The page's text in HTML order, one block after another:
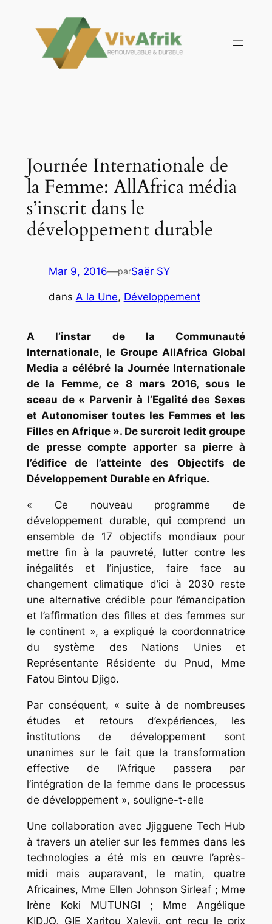
contenu
Journée Internationale de
la Femme: AllAfrica média
s’inscrit dans le
développement durable
Mar 9, 2016—parSaër SY
dans A la Une, Développement
A l’instar de la Communauté
Internationale, le Groupe AllAfrica Global
Media a célébré la Journée Internationale
de la Femme, ce 8 mars 2016, sous le
sceau de « Parvenir à l’Egalité des Sexes
et Autonomiser toutes les Femmes et les
Filles en Afrique ». De surcroit ledit groupe
de presse compte apporter sa pierre à
l’édifice de l’atteinte des Objectifs de
Développement Durable en Afrique.
« Ce nouveau programme de
développement durable, qui comprend un
ensemble de 17 objectifs mondiaux pour
mettre fin à la pauvreté, lutter contre les
inégalités et l’injustice, faire face au
changement climatique d’ici à 2030 reste
une alternative crédible pour l’émancipation
et l’affirmation des filles et des femmes sur
le continent », a expliqué la coordonnatrice
du système des Nations Unies et
Représentante Résidente du Pnud, Mme
Fatou Bintou Djigo.
Par conséquent, « suite à de nombreuses
études et retours d’expériences, les
institutions de développement sont
unanimes sur le fait que la transformation
effective de l’Afrique passera par
l’intégration de la femme dans le processus
de développement », souligne-t-elle
Une collaboration avec Jjigguene Tech Hub
à travers un atelier sur les femmes dans les
technologies a été mis en œuvre l’après-
midi mais auparavant, le matin, quatre
Africaines, Mme Ellen Johnson Sirleaf ; Mme
Irène Koki MUTUNGI ; Mme Angélique
KIDJO, GIE Xaritou Xaleyii, ont reçu le prix